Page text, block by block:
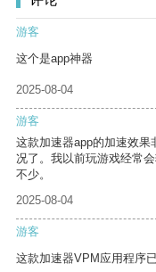
游客
这个是app神器
2025-08-04
游客
这款加速器app的加速效
况了。我以前玩游戏经常
不少。
2025-08-04
游客
这款加速器VPM应用程序